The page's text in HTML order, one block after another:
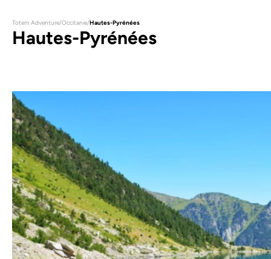
Totem Adventure/Occitanie/Hautes-Pyrénées
Hautes-Pyrénées